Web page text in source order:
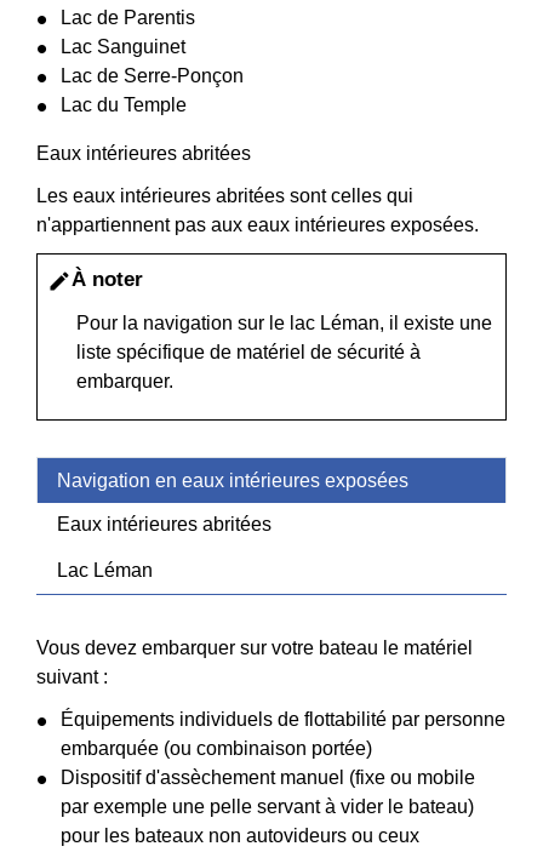
Lac de Parentis
Lac Sanguinet
Lac de Serre-Ponçon
Lac du Temple
Eaux intérieures abritées
Les eaux intérieures abritées sont celles qui
n'appartiennent pas aux eaux intérieures exposées.
editÀ noter
Pour la navigation sur le lac Léman, il existe une
liste spécifique de matériel de sécurité à
embarquer.
Navigation en eaux intérieures exposées
Eaux intérieures abritées
Lac Léman
Vous devez embarquer sur votre bateau le matériel
suivant :
Équipements individuels de flottabilité par personne
embarquée (ou combinaison portée)
Dispositif d'assèchement manuel (fixe ou mobile
par exemple une pelle servant à vider le bateau)
pour les bateaux non autovideurs ou ceux